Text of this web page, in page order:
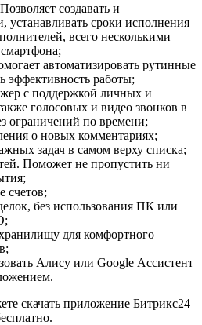
создавать и
устанавливать сроки исполнения
всего несколькими
автоматизировать рутинные
эффективность работы;
с поддержкой личных и
голосовых и видео звонков в
ограничений по времени;
о новых комментариях;
задач в самом верху списка;
Поможет не пропустить ни
счетов;
без использования ПК или
для комфортного
Алису или Google Ассистент
скачать приложение Битрикс24